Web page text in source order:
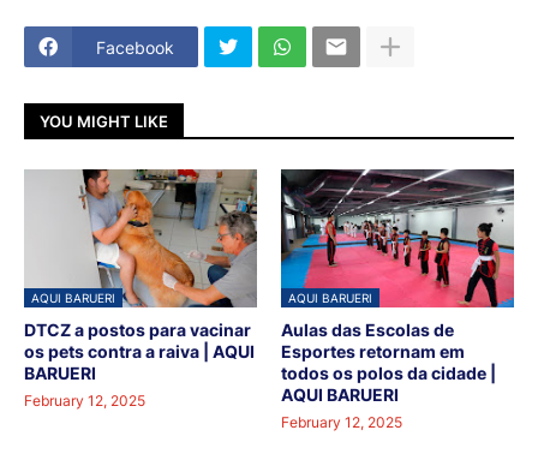
Facebook
YOU MIGHT LIKE
AQUI BARUERI
DTCZ a postos para vacinar
os pets contra a raiva | AQUI
BARUERI
February 12, 2025
AQUI BARUERI
Aulas das Escolas de
Esportes retornam em
todos os polos da cidade |
AQUI BARUERI
February 12, 2025